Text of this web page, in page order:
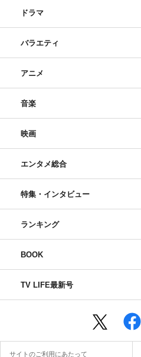
ドラマ
バラエティ
アニメ
音楽
映画
エンタメ総合
特集・インタビュー
ランキング
BOOK
TV LIFE最新号
サイトのご利用にあたって